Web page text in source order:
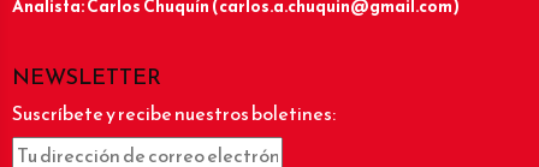
Analista: Carlos Chuquín (carlos.a.chuquin@gmail.com)
NEWSLETTER
Suscríbete y recibe nuestros boletines: